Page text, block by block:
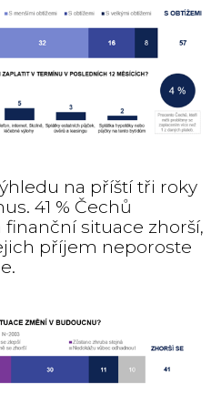
na příští tři roky
41 % Čechů
finanční situace zhorší,
příjem neporoste